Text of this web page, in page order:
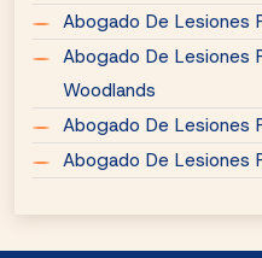
Abogado De Lesiones
Abogado De Lesiones
Woodlands
Abogado De Lesiones
Abogado De Lesiones